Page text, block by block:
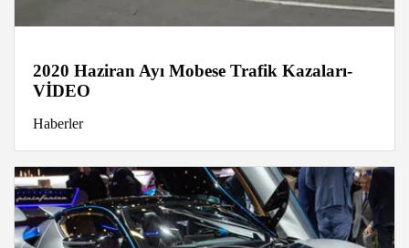
2020 Haziran Ayı Mobese Trafik Kazaları-
VİDEO
Haberler